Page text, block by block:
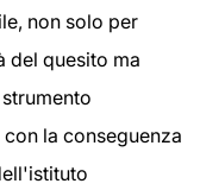
non solo per
del quesito ma
la conseguenza